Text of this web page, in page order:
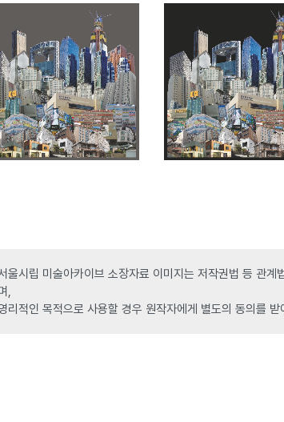
울시립 미술아카이브 소장자료 이미지는 저작권법 등 관
,
리적인 목적으로 사용할 경우 원작자에게 별도의 동의를